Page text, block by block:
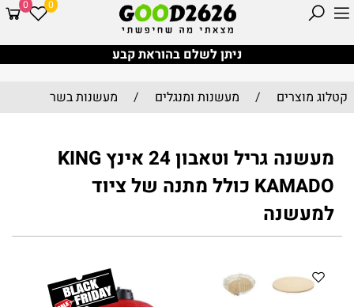
ניתן לשלם בהוראת קבע
0 0
קטלוג מוצרים / מעשנות ומנגלים / מעשנות בשר
מעשנה גריל וטאבון 24 אינץ KING
KAMADO כולל מתנה של ציוד
למעשנה